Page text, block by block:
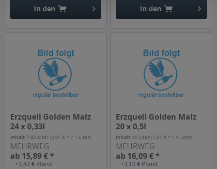
In den In den
Erzquell Golden Malz
24 x 0,33l
Inhalt7.92 Liter(2,01 € * / 1 Liter)
MEHRWEG
ab 15,89 € *
+3,42 € Pfand
Erzquell Golden Malz
20 x 0,5l
Inhalt 10 Liter(1,61 € * / 1 Liter)
MEHRWEG
ab 16,09 € *
+3,10 € Pfand